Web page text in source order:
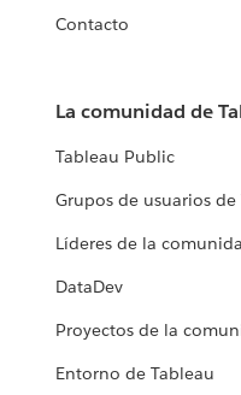
Contacto
La comunidad de
Tableau Public
Grupos de usuarios de
Líderes de la
DataDev
Proyectos de la
Entorno de Tableau